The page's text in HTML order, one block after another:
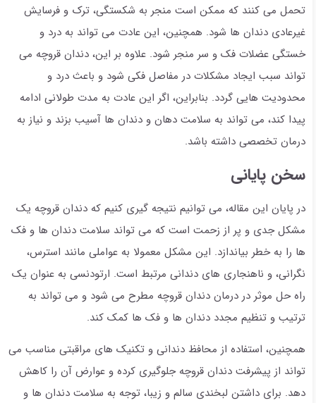
تحمل می کنند که ممکن است منجر به شکستگی، ترک و فرسایش
غیرعادی دندان ها شود. همچنین، این عادت می تواند به درد و
خستگی عضلات فک و سر منجر شود. علاوه بر این، دندان قروچه می
تواند سبب ایجاد مشکلات در مفاصل فکی شود و باعث درد و
محدودیت هایی گردد. بنابراین، اگر این عادت به مدت طولانی ادامه
پیدا کند، می تواند به سلامت دهان و دندان ها آسیب بزند و نیاز به
درمان تخصصی داشته باشد.
سخن پایانی
در پایان این مقاله، می توانیم نتیجه گیری کنیم که دندان قروچه یک
مشکل جدی و پر از زحمت است که می تواند سلامت دندان ها و فک
ها را به خطر بیاندازد. این مشکل معمولا به عواملی مانند استرس،
نگرانی، و ناهنجاری های دندانی مرتبط است. ارتودنسی به عنوان یک
راه حل موثر در درمان دندان قروچه مطرح می شود و می تواند به
ترتیب و تنظیم مجدد دندان ها و فک ها کمک کند.
همچنین، استفاده از محافظ دندانی و تکنیک های مراقبتی مناسب می
تواند از پیشرفت دندان قروچه جلوگیری کرده و عوارض آن را کاهش
دهد. برای داشتن لبخندی سالم و زیبا، توجه به سلامت دندان ها و